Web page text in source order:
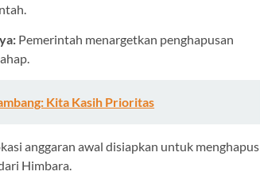
Pemerintah menargetkan penghapusan
Kita Kasih Prioritas
anggaran awal disiapkan untuk menghapus
Himbara.